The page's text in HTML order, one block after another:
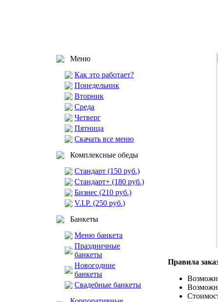
Меню
Как это работает?
Понедельник
Вторник
Среда
Четверг
Пятница
Скачать все меню
Комплексные обеды
Стандарт (150 руб.)
Стандарт+ (180 руб.)
Бизнес (210 руб.)
V.I.P. (250 руб.)
Банкеты
Меню банкета
Праздничные
банкеты
Новогодние
банкеты
Свадебные банкеты
Правила